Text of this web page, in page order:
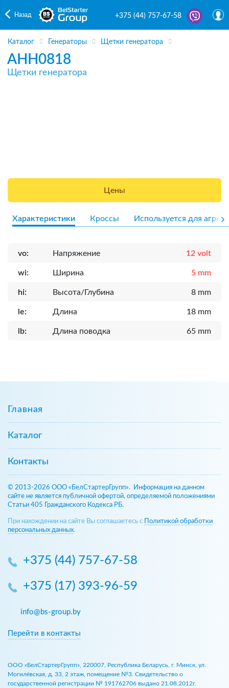
Назад +375 (44) 757-67-58
Каталог Генераторы Щетки генератора
AHH0818
Щетки генератора
Цены
Характеристики Кроссы Используется для
vo: Напряжение 12 volt
wi: Ширина 5 mm
hi: Высота/Глубина 8 mm
le: Длина 18 mm
lb: Длина поводка 65 mm
Главная
Каталог
Контакты
© 2013-2026 ООО «БелСтартерГрупп». Информация на данном
сайте не является публичной офертой, определяемой положениями
Статьи 405 Гражданского Кодекса РБ.
При нахождении на сайте Вы соглашаетесь с
Политикой обработки
персональных данных.
+375 (44) 757-67-58
+375 (17) 393-96-59
info@bs-group.by
Перейти в контакты
ООО «БелСтартерГрупп», 220007, Республика Беларусь, г. Минск, ул.
Могилёвская, д. 33, 2 этаж, помещение №3. Свидетельство о
государственной регистрации № 191762706 выдано 21.08.2012г.